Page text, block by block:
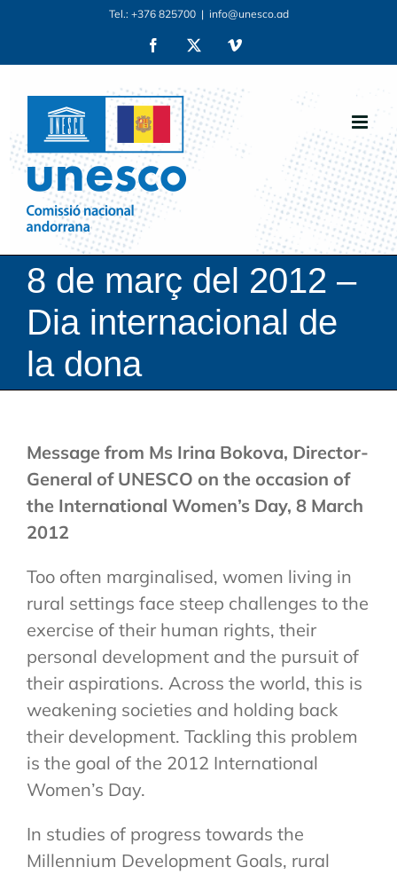
content
Tel.: +376 825700 | info@unesco.ad
Facebook Vimeo
8 de març del 2012 –
Dia internacional de
la dona
Message from Ms Irina Bokova, Director-
General of UNESCO on the occasion of
the International Women’s Day, 8 March
2012
Too often marginalised, women living in
rural settings face steep challenges to the
exercise of their human rights, their
personal development and the pursuit of
their aspirations. Across the world, this is
weakening societies and holding back
their development. Tackling this problem
is the goal of the 2012 International
Women’s Day.
In studies of progress towards the
Millennium Development Goals, rural